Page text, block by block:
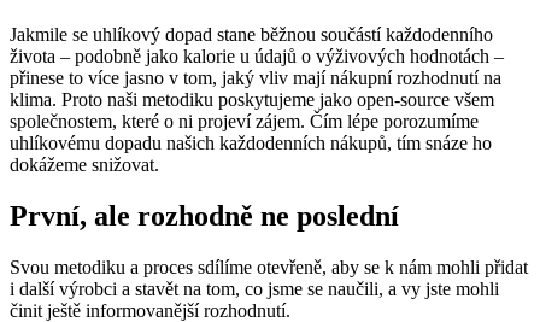
Jakmile se uhlíkový dopad stane běžnou součástí každodenního
života – podobně jako kalorie u údajů o výživových hodnotách –
přinese to více jasno v tom, jaký vliv mají nákupní rozhodnutí na
klima. Proto naši metodiku poskytujeme jako open-source všem
společnostem, které o ni projeví zájem. Čím lépe porozumíme
uhlíkovému dopadu našich každodenních nákupů, tím snáze ho
dokážeme snižovat.
První, ale rozhodně ne poslední
Svou metodiku a proces sdílíme otevřeně, aby se k nám mohli přidat
i další výrobci a stavět na tom, co jsme se naučili, a vy jste mohli
činit ještě informovanější rozhodnutí.